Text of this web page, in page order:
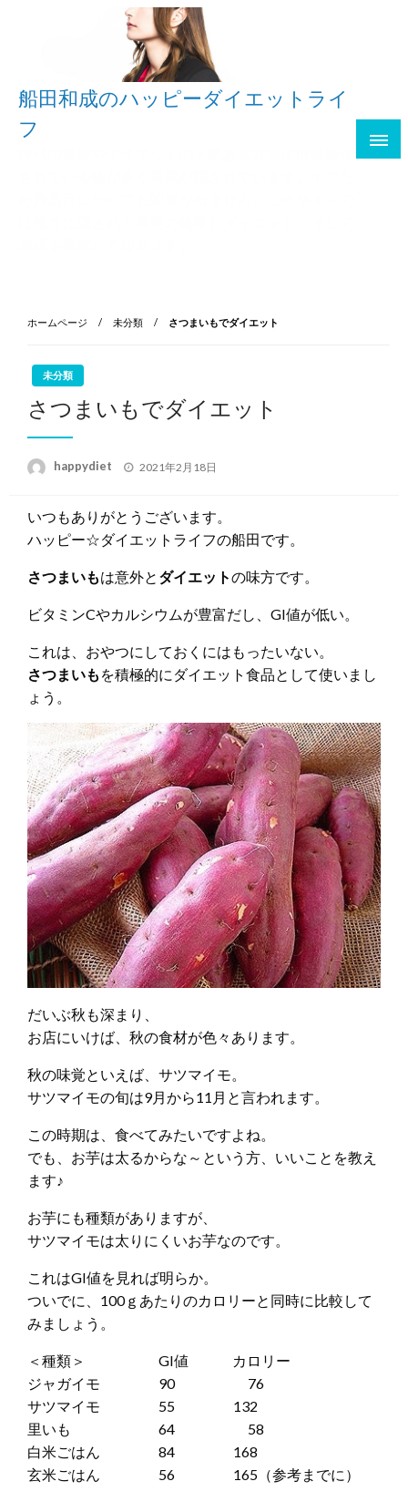
船田和成のハッピーダイエットライ
フ
ホームページ 未分類 さつまいもでダイエット
未分類
さつまいもでダイエット
happydiet
投
2021年2月18日
いつもありがとうございます。
ハッピー☆ダイエットライフの船田です。
さつまいもは意外と ダイエットの味方です。
ビタミンCやカルシウムが豊富だし、GI値が低い。
これは、おやつにしておくにはもったいない。
さつまいも を積極的にダイエット食品として使いまし
ょう。
だいぶ秋も深まり、
お店にいけば、秋の食材が色々あります。
秋の味覚といえば、サツマイモ。
サツマイモの旬は9月から11月と言われます。
この時期は、食べてみたいですよね。
でも、お芋は太るからな～という方、いいことを教え
ます♪
お芋にも種類がありますが、
サツマイモは太りにくいお芋なのです。
これはGI値を見れば明らか。
ついでに、100ｇあたりのカロリーと同時に比較して
みましょう。
＜種類＞ GI値 カロリー
ジャガイモ 90 76
サツマイモ 55 132
里いも 64 58
白米ごはん 84 168
玄米ごはん 56 165（参考までに）